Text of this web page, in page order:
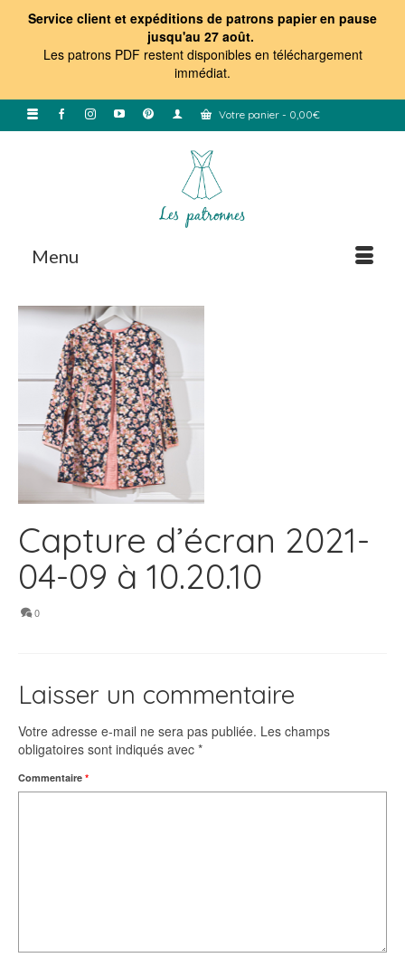
Service client et expéditions de patrons papier en pause
jusqu'au 27 août.
Les patrons PDF restent disponibles en téléchargement
immédiat.
Votre panier - 0,00€
Menu
Capture d’écran 2021-
04-09 à 10.20.10
0
Laisser un commentaire
Votre adresse e-mail ne sera pas publiée. Les champs
obligatoires sont indiqués avec *
Commentaire *